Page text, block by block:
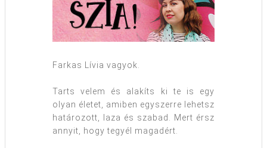
Farkas Lívia vagyok.
Tarts velem és alakíts ki te is egy
olyan életet, amiben egyszerre lehetsz
határozott, laza és szabad. Mert érsz
annyit, hogy tegyél magadért.